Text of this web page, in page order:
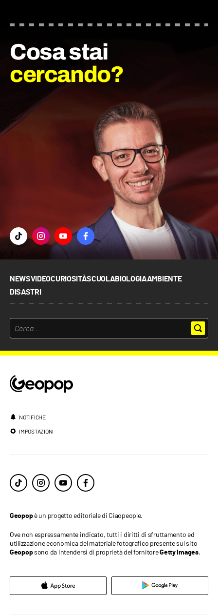
Cosa stai
cercando?
NEWSVIDEOCURIOSITÀSCUOLABIOLOGIAAMBIENTE
DISASTRI
NOTIFICHE
IMPOSTAZIONI
Geopopè un progetto editoriale di Ciaopeople.
Ove non espressamente indicato, tutti i diritti di sfruttamento ed
utilizzazione economica del materiale fotografico presente sul sito
Geopopsono da intendersi di proprietà del fornitoreGetty Images.